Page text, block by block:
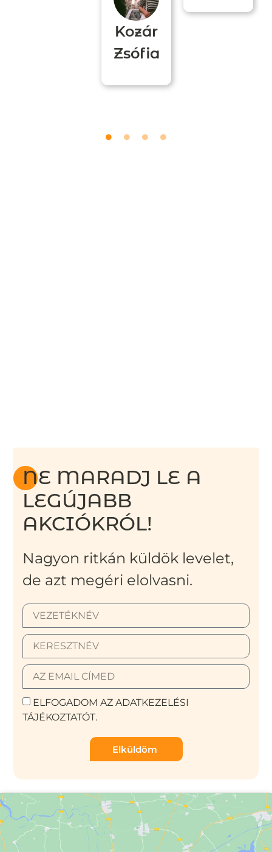
Kozár
Zsófia
NE MARADJ LE A
LEGÚJABB
AKCIÓKRÓL!
Nagyon ritkán küldök levelet,
de azt megéri elolvasni.
ELFOGADOM AZ ADATKEZELÉSI
TÁJÉKOZTATÓT.
Elküldöm